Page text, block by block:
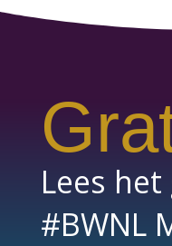
Lees
#BWNL